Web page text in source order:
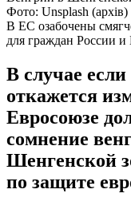
Фото: Unsplash (архів)
В ЕС озабочены
для граждан России и
В случае
откажется
Евросоюзе
сомнение
Шенгенской
по защите